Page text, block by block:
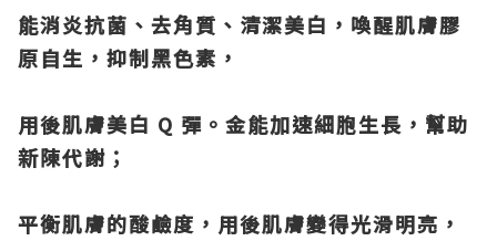
能消炎抗菌、去角質、清潔美白，喚醒肌膚膠
原自生，抑制黑色素，
用後肌膚美白 Q 彈。金能加速細胞生長，幫助
新陳代謝；
平衡肌膚的酸鹼度，用後肌膚變得光滑明亮，